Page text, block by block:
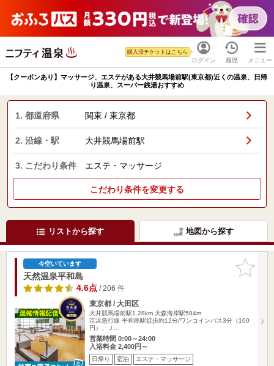
ログイン
購入済チケットはこちら
履歴 メニュー
【クーポンあり】マッサージ、エステがある大井競馬場前駅(東京都)近くの温泉、日帰
り温泉、スーパー銭湯おすすめ
1. 都道府県 関東 / 東京都
2. 沿線・駅 大井競馬場前駅
3. こだわり条件 エステ・マッサージ
こだわり条件を変更する
リストから探す 地図から探す
お気に入
りに追加
今空いています
天然温泉平和島
4.6点/ 206 件
東京都 / 大田区
大井競馬場前駅1.28km 大森海岸駅584m
京浜急行線 平和島駅徒歩約12分/ワンコインバス3分（100
円）、Ｊ…
営業時間 0:00～24:00
入浴料金 2,400円～
日帰り 宿泊 エステ・マッサージ